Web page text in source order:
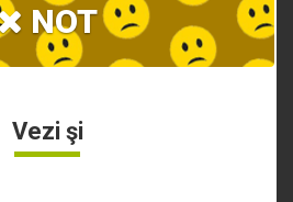
NOT
Vezi şi